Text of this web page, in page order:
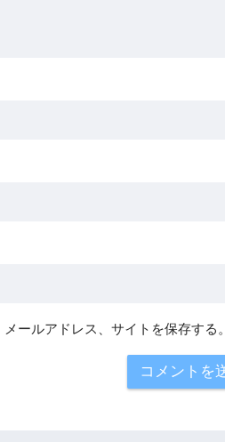
ールアドレス、サイトを保存する。